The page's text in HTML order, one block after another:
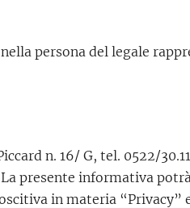
persona del legale
n. 16/ G, tel. 0522/
presente informativa
in materia “Privacy”